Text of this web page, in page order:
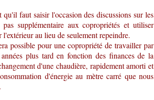
faut saisir l'occasion des discussions sur les
supplémentaire aux copropriétés et utiliser
au lieu de seulement repeindre.
possible pour une copropriété de travailler par
plus tard en fonction des finances de la
d'une chaudière, rapidement amorti et
d'énergie au mètre carré que nous